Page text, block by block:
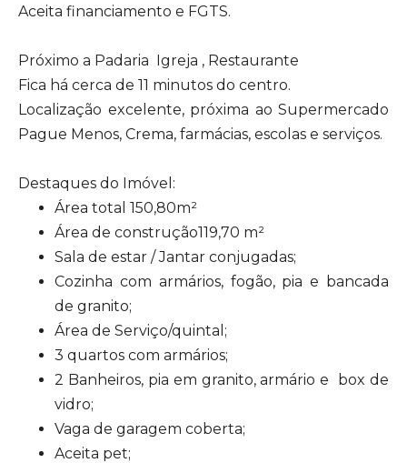
Aceita financiamento e FGTS.
Próximo a Padaria Igreja , Restaurante
Fica há cerca de 11 minutos do centro.
Localização excelente, próxima ao Supermercado
Pague Menos, Crema, farmácias, escolas e serviços.
Destaques do Imóvel:
Área total 150,80m²
Área de construção119,70 m²
Sala de estar / Jantar conjugadas;
Cozinha com armários, fogão, pia e bancada
de granito;
Área de Serviço/quintal;
3 quartos com armários;
2 Banheiros, pia em granito, armário e box de
vidro;
Vaga de garagem coberta;
Aceita pet;